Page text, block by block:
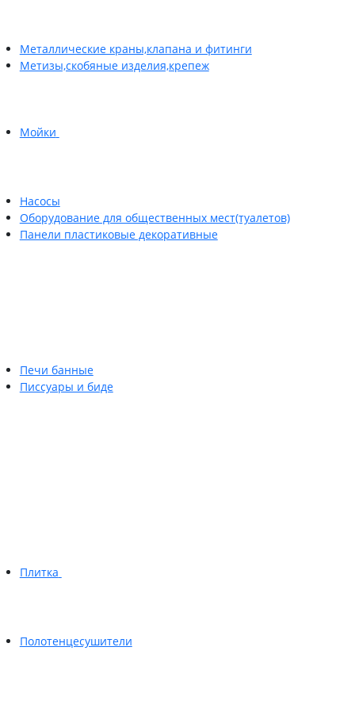
Металлические краны,клапана и фитинги
Метизы,скобяные изделия,крепеж
Мойки
Насосы
Оборудование для общественных мест(туалетов)
Панели пластиковые декоративные
Печи банные
Писсуары и биде
Плитка
Полотенцесушители